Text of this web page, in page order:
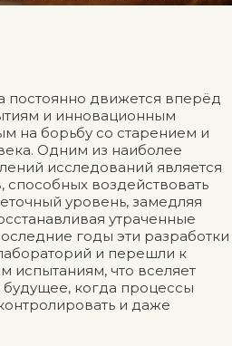
движется вперёд
и инновационным
на борьбу со старением и
Одним из наиболее
исследований является
способных воздействовать
уровень, замедляя
утраченные
годы эти разработки
и перешли к
испытаниям, что вселяет
когда процессы
и даже